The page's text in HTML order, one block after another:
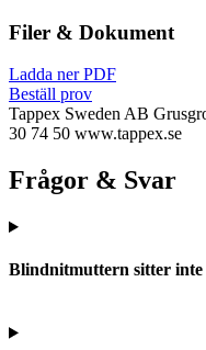
Filer & Dokument
Ladda ner PDF
Beställ prov
Tappex Sweden AB
30 74 50 www.tappex.se
Frågor & Svar
Blindnitmuttern sitter